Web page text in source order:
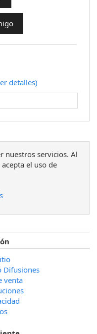
detalles)
nuestros servicios. Al
el uso de
Difusiones
venta